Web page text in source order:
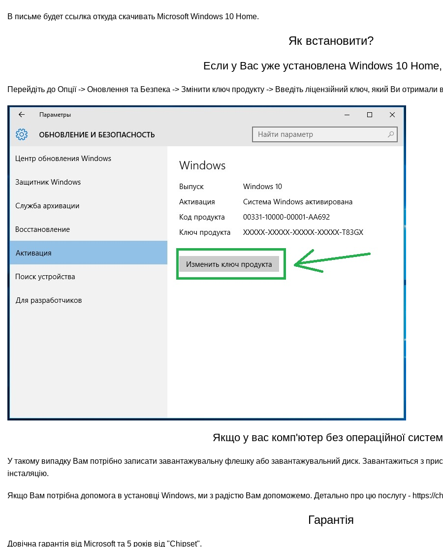
В письме будет ссылка откуда скачивать Microsoft Windows 10 Home.
Як встановити?
Если у Вас уже установлена Windows 10 Home,
Перейдіть до Опції -> Оновлення та Безпека -> Змінити ключ продукту -> Введіть ліцензійний ключ, який Ви отримали в
Якщо у вас комп'ютер без операційної
У такому випадку Вам потрібно записати завантажувальну флешку або завантажувальний диск. Завантажиться з
інсталяцію.
Якщо Вам потрібна допомога в установці Windows, ми з радістю Вам допоможемо. Детально про цю послугу - https://
Гарантія
Довічна гарантія від Microsoft та 5 років від "Chipset".